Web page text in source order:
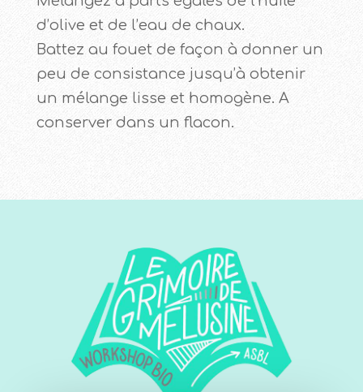
d’olive et de l’eau de chaux.
Battez au fouet de façon à donner un
peu de consistance jusqu’à obtenir
un mélange lisse et homogène. A
conserver dans un flacon.